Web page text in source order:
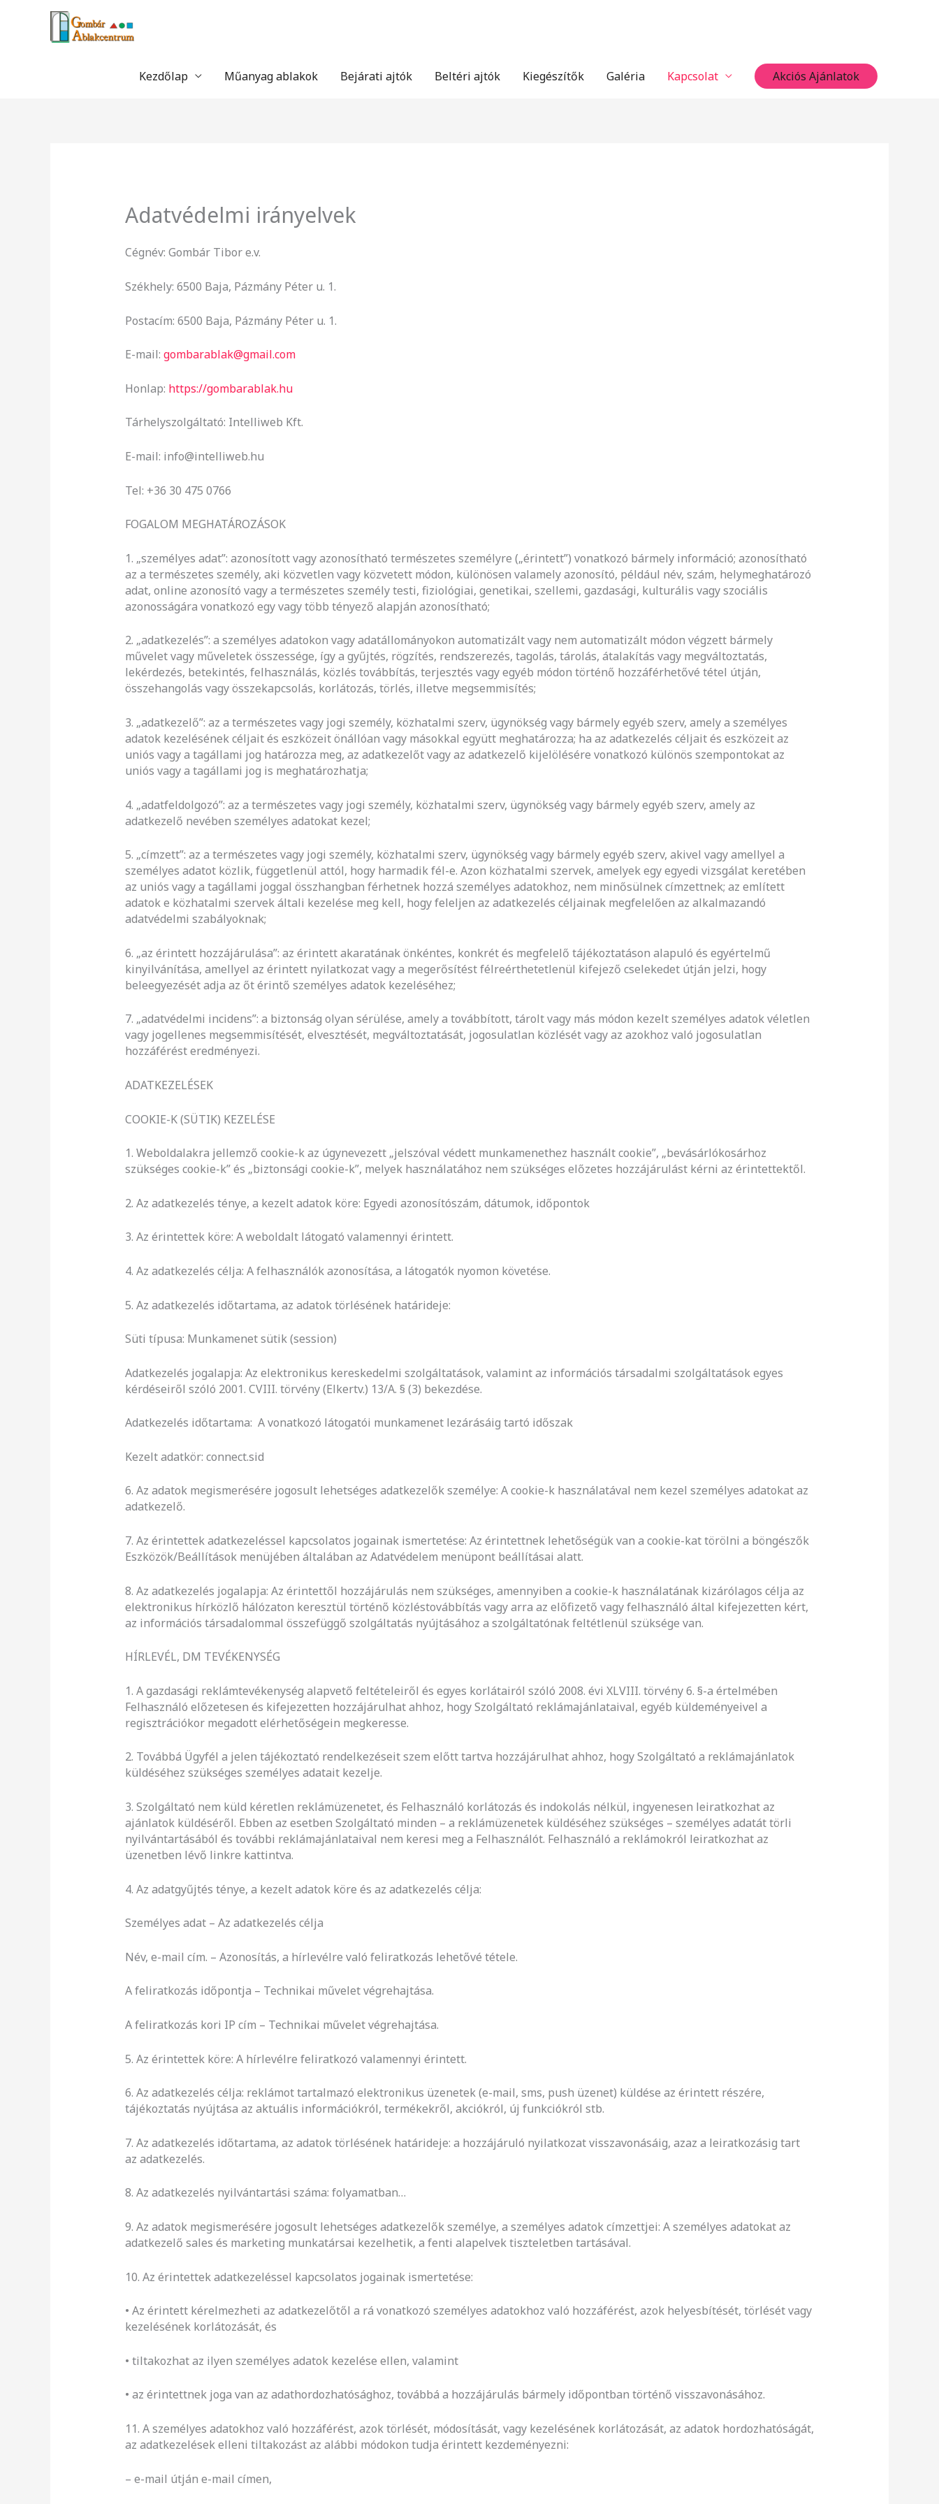
Kezdőlap Műanyag ablakok Bejárati ajtók Beltéri ajtók Kiegészítők Galéria Kapcsolat Akciós Ajánlatok
Adatvédelmi irányelvek
Cégnév: Gombár Tibor e.v.
Székhely: 6500 Baja, Pázmány Péter u. 1.
Postacím: 6500 Baja, Pázmány Péter u. 1.
E-mail: gombarablak@gmail.com
Honlap: https://gombarablak.hu
Tárhelyszolgáltató: Intelliweb Kft.
E-mail: info@intelliweb.hu
Tel: +36 30 475 0766
FOGALOM MEGHATÁROZÁSOK
1. „személyes adat”: azonosított vagy azonosítható természetes személyre („érintett”) vonatkozó bármely információ; azonosítható
az a természetes személy, aki közvetlen vagy közvetett módon, különösen valamely azonosító, például név, szám, helymeghatározó
adat, online azonosító vagy a természetes személy testi, fiziológiai, genetikai, szellemi, gazdasági, kulturális vagy szociális
azonosságára vonatkozó egy vagy több tényező alapján azonosítható;
2. „adatkezelés”: a személyes adatokon vagy adatállományokon automatizált vagy nem automatizált módon végzett bármely
művelet vagy műveletek összessége, így a gyűjtés, rögzítés, rendszerezés, tagolás, tárolás, átalakítás vagy megváltoztatás,
lekérdezés, betekintés, felhasználás, közlés továbbítás, terjesztés vagy egyéb módon történő hozzáférhetővé tétel útján,
összehangolás vagy összekapcsolás, korlátozás, törlés, illetve megsemmisítés;
3. „adatkezelő”: az a természetes vagy jogi személy, közhatalmi szerv, ügynökség vagy bármely egyéb szerv, amely a személyes
adatok kezelésének céljait és eszközeit önállóan vagy másokkal együtt meghatározza; ha az adatkezelés céljait és eszközeit az
uniós vagy a tagállami jog határozza meg, az adatkezelőt vagy az adatkezelő kijelölésére vonatkozó különös szempontokat az
uniós vagy a tagállami jog is meghatározhatja;
4. „adatfeldolgozó”: az a természetes vagy jogi személy, közhatalmi szerv, ügynökség vagy bármely egyéb szerv, amely az
adatkezelő nevében személyes adatokat kezel;
5. „címzett”: az a természetes vagy jogi személy, közhatalmi szerv, ügynökség vagy bármely egyéb szerv, akivel vagy amellyel a
személyes adatot közlik, függetlenül attól, hogy harmadik fél-e. Azon közhatalmi szervek, amelyek egy egyedi vizsgálat keretében
az uniós vagy a tagállami joggal összhangban férhetnek hozzá személyes adatokhoz, nem minősülnek címzettnek; az említett
adatok e közhatalmi szervek általi kezelése meg kell, hogy feleljen az adatkezelés céljainak megfelelően az alkalmazandó
adatvédelmi szabályoknak;
6. „az érintett hozzájárulása”: az érintett akaratának önkéntes, konkrét és megfelelő tájékoztatáson alapuló és egyértelmű
kinyilvánítása, amellyel az érintett nyilatkozat vagy a megerősítést félreérthetetlenül kifejező cselekedet útján jelzi, hogy
beleegyezését adja az őt érintő személyes adatok kezeléséhez;
7. „adatvédelmi incidens”: a biztonság olyan sérülése, amely a továbbított, tárolt vagy más módon kezelt személyes adatok véletlen
vagy jogellenes megsemmisítését, elvesztését, megváltoztatását, jogosulatlan közlését vagy az azokhoz való jogosulatlan
hozzáférést eredményezi.
ADATKEZELÉSEK
COOKIE-K (SÜTIK) KEZELÉSE
1. Weboldalakra jellemző cookie-k az úgynevezett „jelszóval védett munkamenethez használt cookie”, „bevásárlókosárhoz
szükséges cookie-k” és „biztonsági cookie-k”, melyek használatához nem szükséges előzetes hozzájárulást kérni az érintettektől.
2. Az adatkezelés ténye, a kezelt adatok köre: Egyedi azonosítószám, dátumok, időpontok
3. Az érintettek köre: A weboldalt látogató valamennyi érintett.
4. Az adatkezelés célja: A felhasználók azonosítása, a látogatók nyomon követése.
5. Az adatkezelés időtartama, az adatok törlésének határideje:
Süti típusa: Munkamenet sütik (session)
Adatkezelés jogalapja: Az elektronikus kereskedelmi szolgáltatások, valamint az információs társadalmi szolgáltatások egyes
kérdéseiről szóló 2001. CVIII. törvény (Elkertv.) 13/A. § (3) bekezdése.
Adatkezelés időtartama: A vonatkozó látogatói munkamenet lezárásáig tartó időszak
Kezelt adatkör: connect.sid
6. Az adatok megismerésére jogosult lehetséges adatkezelők személye: A cookie-k használatával nem kezel személyes adatokat az
adatkezelő.
7. Az érintettek adatkezeléssel kapcsolatos jogainak ismertetése: Az érintettnek lehetőségük van a cookie-kat törölni a böngészők
Eszközök/Beállítások menüjében általában az Adatvédelem menüpont beállításai alatt.
8. Az adatkezelés jogalapja: Az érintettől hozzájárulás nem szükséges, amennyiben a cookie-k használatának kizárólagos célja az
elektronikus hírközlő hálózaton keresztül történő közléstovábbítás vagy arra az előfizető vagy felhasználó által kifejezetten kért,
az információs társadalommal összefüggő szolgáltatás nyújtásához a szolgáltatónak feltétlenül szüksége van.
HÍRLEVÉL, DM TEVÉKENYSÉG
1. A gazdasági reklámtevékenység alapvető feltételeiről és egyes korlátairól szóló 2008. évi XLVIII. törvény 6. §-a értelmében
Felhasználó előzetesen és kifejezetten hozzájárulhat ahhoz, hogy Szolgáltató reklámajánlataival, egyéb küldeményeivel a
regisztrációkor megadott elérhetőségein megkeresse.
2. Továbbá Ügyfél a jelen tájékoztató rendelkezéseit szem előtt tartva hozzájárulhat ahhoz, hogy Szolgáltató a reklámajánlatok
küldéséhez szükséges személyes adatait kezelje.
3. Szolgáltató nem küld kéretlen reklámüzenetet, és Felhasználó korlátozás és indokolás nélkül, ingyenesen leiratkozhat az
ajánlatok küldéséről. Ebben az esetben Szolgáltató minden – a reklámüzenetek küldéséhez szükséges – személyes adatát törli
nyilvántartásából és további reklámajánlataival nem keresi meg a Felhasználót. Felhasználó a reklámokról leiratkozhat az
üzenetben lévő linkre kattintva.
4. Az adatgyűjtés ténye, a kezelt adatok köre és az adatkezelés célja:
Személyes adat – Az adatkezelés célja
Név, e-mail cím. – Azonosítás, a hírlevélre való feliratkozás lehetővé tétele.
A feliratkozás időpontja – Technikai művelet végrehajtása.
A feliratkozás kori IP cím – Technikai művelet végrehajtása.
5. Az érintettek köre: A hírlevélre feliratkozó valamennyi érintett.
6. Az adatkezelés célja: reklámot tartalmazó elektronikus üzenetek (e-mail, sms, push üzenet) küldése az érintett részére,
tájékoztatás nyújtása az aktuális információkról, termékekről, akciókról, új funkciókról stb.
7. Az adatkezelés időtartama, az adatok törlésének határideje: a hozzájáruló nyilatkozat visszavonásáig, azaz a leiratkozásig tart
az adatkezelés.
8. Az adatkezelés nyilvántartási száma: folyamatban…
9. Az adatok megismerésére jogosult lehetséges adatkezelők személye, a személyes adatok címzettjei: A személyes adatokat az
adatkezelő sales és marketing munkatársai kezelhetik, a fenti alapelvek tiszteletben tartásával.
10. Az érintettek adatkezeléssel kapcsolatos jogainak ismertetése:
• Az érintett kérelmezheti az adatkezelőtől a rá vonatkozó személyes adatokhoz való hozzáférést, azok helyesbítését, törlését vagy
kezelésének korlátozását, és
• tiltakozhat az ilyen személyes adatok kezelése ellen, valamint
• az érintettnek joga van az adathordozhatósághoz, továbbá a hozzájárulás bármely időpontban történő visszavonásához.
11. A személyes adatokhoz való hozzáférést, azok törlését, módosítását, vagy kezelésének korlátozását, az adatok hordozhatóságát,
az adatkezelések elleni tiltakozást az alábbi módokon tudja érintett kezdeményezni:
– e-mail útján e-mail címen,